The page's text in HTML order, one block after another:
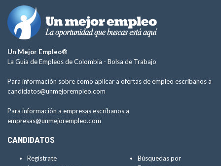
Un Mejor Empleo®
La Guía de Empleos de Colombia - Bolsa de Trabajo
Para información sobre como aplicar a ofertas de empleo escríbanos a
candidatos@unmejorempleo.com
Para información a empresas escríbanos a
empresas@unmejorempleo.com
CANDIDATOS
Regístrate
Búsquedas por